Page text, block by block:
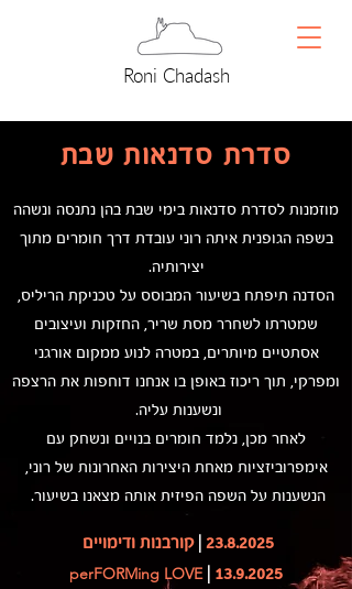
Roni Chadash
סדרת סדנאות שבת
מוזמנות לסדרת סדנאות בימי שבת בהן נתנסה ונשהה
בשפה הגופנית איתה רוני עובדת דרך חומרים מתוך
יצירותיה.
הסדנה תיפתח בשיעור המבוסס על טכניקת הריליס,
שמטרתו לשחרר מסת שריר, החזקות ועיצובים
אסתטיים מיותרים, במטרה לנוע ממקום אורגני
ומפרקי, תוך ריכוז באופן בו אנחנו דוחפות את הרצפה
ונשענות עליה.
לאחר מכן, נלמד חומרים בנויים ונשחק עם
אימפרוביזציות מאחת היצירות האחרונות של רוני,
הנשענות על השפה הפיזית אותה מצאנו בשיעור.
23.8.2025 קורבנות ודימויים
13.9.2025
perFORMing LOVE